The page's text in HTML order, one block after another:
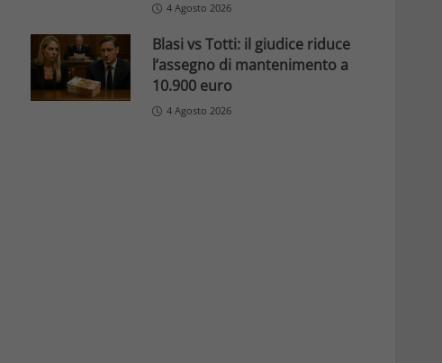
4 Agosto 2026
Blasi vs Totti: il giudice riduce
l’assegno di mantenimento a
10.900 euro
4 Agosto 2026